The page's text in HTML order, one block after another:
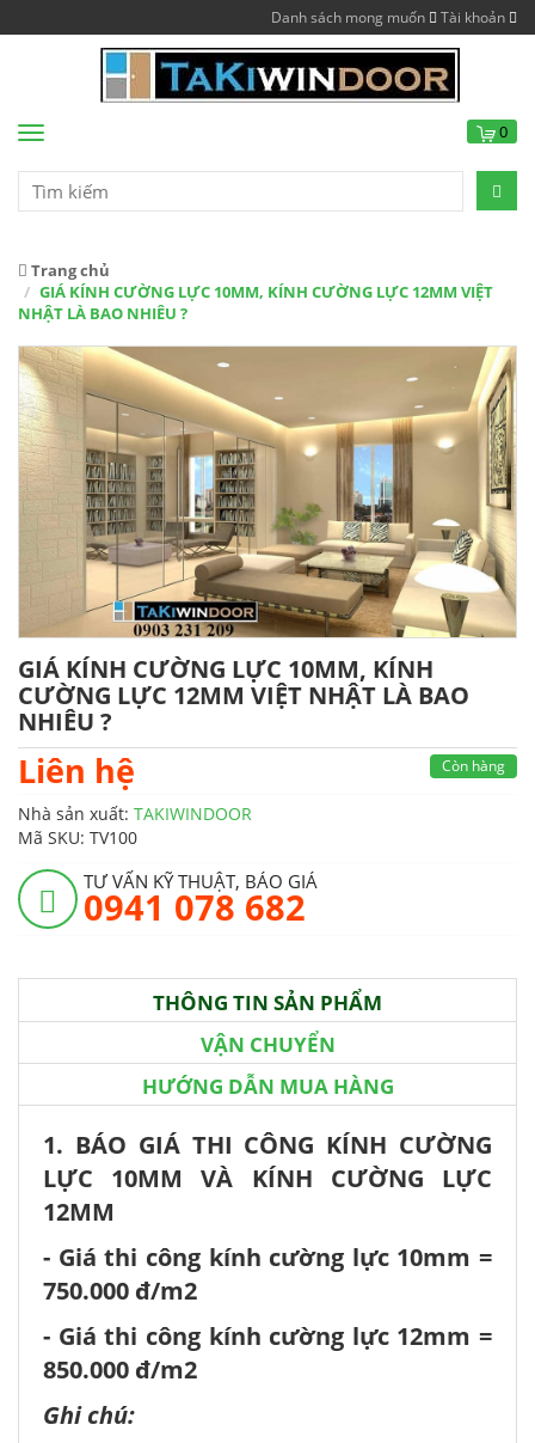
Danh sách mong muốn Tài khoản
Menu 0
Trang chủ
GIÁ KÍNH CƯỜNG LỰC 10MM, KÍNH CƯỜNG LỰC 12MM VIỆT
NHẬT LÀ BAO NHIÊU ?
GIÁ KÍNH CƯỜNG LỰC 10MM, KÍNH
CƯỜNG LỰC 12MM VIỆT NHẬT LÀ BAO
NHIÊU ?
Liên hệ Còn hàng
Nhà sản xuất: TAKIWINDOOR
Mã SKU: TV100
TƯ VẤN KỸ THUẬT, BÁO GIÁ
0941 078 682
THÔNG TIN SẢN PHẨM
VẬN CHUYỂN
HƯỚNG DẪN MUA HÀNG
1. BÁO GIÁ THI CÔNG KÍNH CƯỜNG
LỰC 10MM VÀ KÍNH CƯỜNG LỰC
12MM
- Giá thi công kính cường lực 10mm =
750.000 đ/m2
- Giá thi công kính cường lực 12mm =
850.000 đ/m2
Ghi chú: